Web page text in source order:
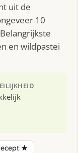
uit de
10
en wildpastei
★